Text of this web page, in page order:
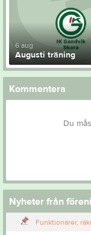
6 aug
Augusti träning
Kommentera
Du
Nyheter från
Funktionärer,